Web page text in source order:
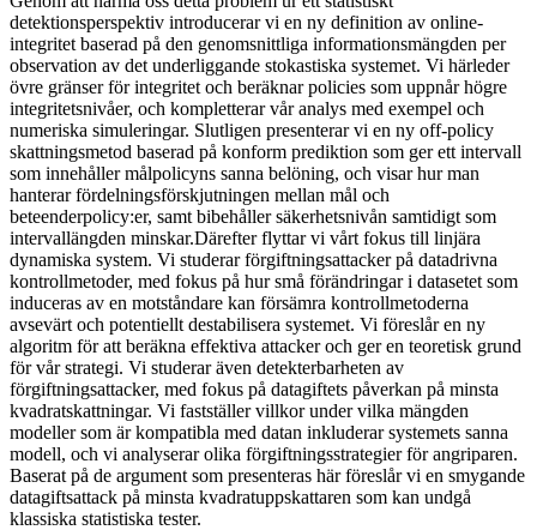
detektionsperspektiv introducerar vi en ny definition av online-
integritet baserad på den genomsnittliga informationsmängden per
observation av det underliggande stokastiska systemet. Vi härleder
övre gränser för integritet och beräknar policies som uppnår högre
integritetsnivåer, och kompletterar vår analys med exempel och
numeriska simuleringar. Slutligen presenterar vi en ny off-policy
skattningsmetod baserad på konform prediktion som ger ett intervall
som innehåller målpolicyns sanna belöning, och visar hur man
hanterar fördelningsförskjutningen mellan mål och
beteenderpolicy:er, samt bibehåller säkerhetsnivån samtidigt som
intervallängden minskar.Därefter flyttar vi vårt fokus till linjära
dynamiska system. Vi studerar förgiftningsattacker på datadrivna
kontrollmetoder, med fokus på hur små förändringar i datasetet som
induceras av en motståndare kan försämra kontrollmetoderna
avsevärt och potentiellt destabilisera systemet. Vi föreslår en ny
algoritm för att beräkna effektiva attacker och ger en teoretisk grund
för vår strategi. Vi studerar även detekterbarheten av
förgiftningsattacker, med fokus på datagiftets påverkan på minsta
kvadratskattningar. Vi fastställer villkor under vilka mängden
modeller som är kompatibla med datan inkluderar systemets sanna
modell, och vi analyserar olika förgiftningsstrategier för angriparen.
Baserat på de argument som presenteras här föreslår vi en smygande
datagiftsattack på minsta kvadratuppskattaren som kan undgå
klassiska statistiska tester.